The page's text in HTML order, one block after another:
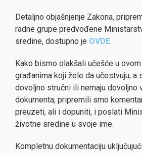
Detaljno objašnjenje Zakona,
radne grupe predvođene
sredine, dostupno je OVDE.
Kako bismo olakšali učešće u
građanima koji žele da učestvuju, a
dovoljno stručni ili nemaju dovoljno
dokumenta, pripremili smo
preuzeti, ali i dopuniti, i poslati
životne sredine u svoje ime.
Kompletnu dokumentaciju